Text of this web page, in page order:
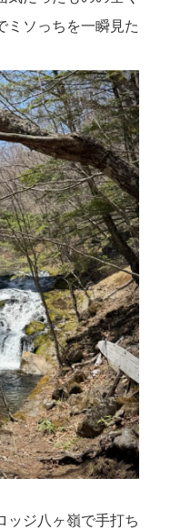
ミソっちを一瞬見た
ッジ八ヶ嶺で手打ち